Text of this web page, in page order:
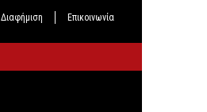
Διαφήμιση Επικοινωνία